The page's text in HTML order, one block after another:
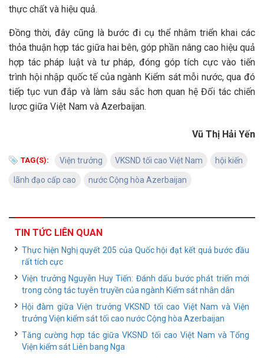
thực chất và hiệu quả.
Đồng thời, đây cũng là bước đi cụ thể nhằm triển khai các
thỏa thuận hợp tác giữa hai bên, góp phần nâng cao hiệu quả
hợp tác pháp luật và tư pháp, đóng góp tích cực vào tiến
trình hội nhập quốc tế của ngành Kiểm sát mỗi nước, qua đó
tiếp tục vun đắp và làm sâu sắc hơn quan hệ Đối tác chiến
lược giữa Việt Nam và Azerbaijan.
Vũ Thị Hải Yến
TAG(S): Viện trưởng VKSND tối cao Việt Nam hội kiến
lãnh đạo cấp cao nước Cộng hòa Azerbaijan
TIN TỨC LIÊN QUAN
Thực hiện Nghị quyết 205 của Quốc hội đạt kết quả bước đầu
rất tích cực
Viện trưởng Nguyễn Huy Tiến: Đánh dấu bước phát triển mới
trong công tác tuyên truyền của ngành Kiểm sát nhân dân
Hội đàm giữa Viện trưởng VKSND tối cao Việt Nam và Viện
trưởng Viện kiểm sát tối cao nước Cộng hòa Azerbaijan
Tăng cường hợp tác giữa VKSND tối cao Việt Nam và Tổng
Viện kiểm sát Liên bang Nga